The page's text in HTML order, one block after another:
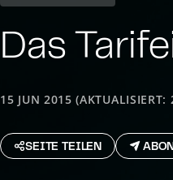
Das
15 JUN 2015 (AKTUALISIERT:
SEITE TEILEN